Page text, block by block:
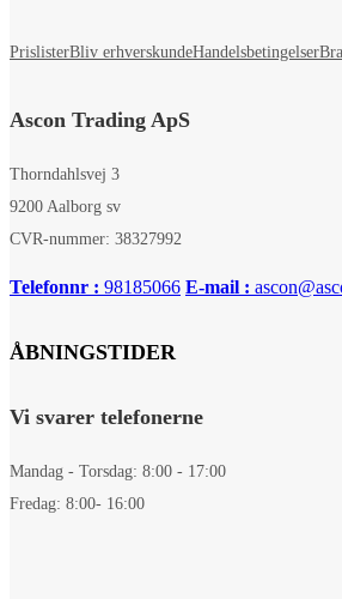
PrislisterBliv erhverskundeHandelsbetingelser
Ascon Trading ApS
Thorndahlsvej 3
9200 Aalborg sv
CVR-nummer: 38327992
Telefonnr : 98185066 E-mail :
ÅBNINGSTIDER
Vi svarer telefonerne
Mandag - Torsdag: 8:00 - 17:00
Fredag: 8:00- 16:00